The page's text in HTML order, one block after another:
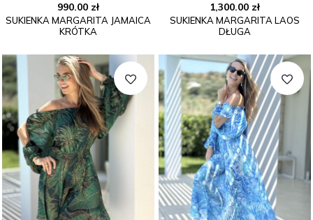
990.00 zł
SUKIENKA MARGARITA JAMAICA
KRÓTKA
1,300.00 zł
SUKIENKA MARGARITA LAOS
DŁUGA